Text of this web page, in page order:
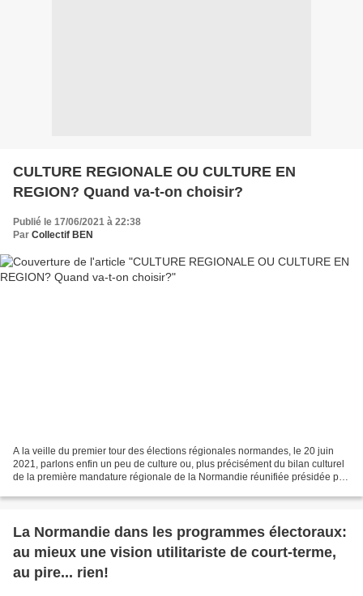
CULTURE REGIONALE OU CULTURE EN
REGION? Quand va-t-on choisir?
Publié le 17/06/2021 à 22:38
Par Collectif BEN
A la veille du premier tour des élections régionales normandes, le 20 juin
2021, parlons enfin un peu de culture ou, plus précisément du bilan culturel
de la première mandature régionale de la Normandie réunifiée présidée par
La Normandie dans les programmes électoraux:
au mieux une vision utilitariste de court-terme,
au pire... rien!